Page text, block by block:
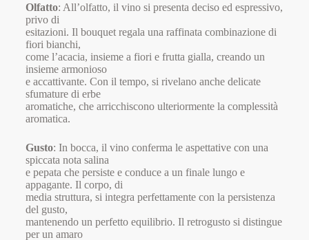
Olfatto: All’olfatto, il vino si presenta deciso ed espressivo,
privo di
esitazioni. Il bouquet regala una raffinata combinazione di
fiori bianchi,
come l’acacia, insieme a fiori e frutta gialla, creando un
insieme armonioso
e accattivante. Con il tempo, si rivelano anche delicate
sfumature di erbe
aromatiche, che arricchiscono ulteriormente la complessità
aromatica.
Gusto: In bocca, il vino conferma le aspettative con una
spiccata nota salina
e pepata che persiste e conduce a un finale lungo e
appagante. Il corpo, di
media struttura, si integra perfettamente con la persistenza
del gusto,
mantenendo un perfetto equilibrio. Il retrogusto si distingue
per un amaro